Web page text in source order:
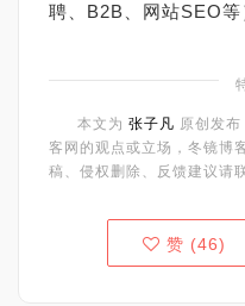
聘、B2B、网站SEO等
本文为 张子凡 原创发
客网的观点或立场，冬镜博
稿、侵权删除、反馈建议请
赞 (46)